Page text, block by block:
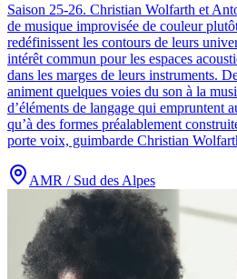
Saison 25-26. Christian Wolfarth et
de musique improvisée de couleur
redéfinissent les contours de leurs
intérêt commun pour les espaces
dans les marges de leurs instruments.
animent quelques voies du son à la
d’éléments de langage qui empruntent
qu’à des formes préalablement
porte voix, guimbarde Christian
AMR / Sud des Alpes